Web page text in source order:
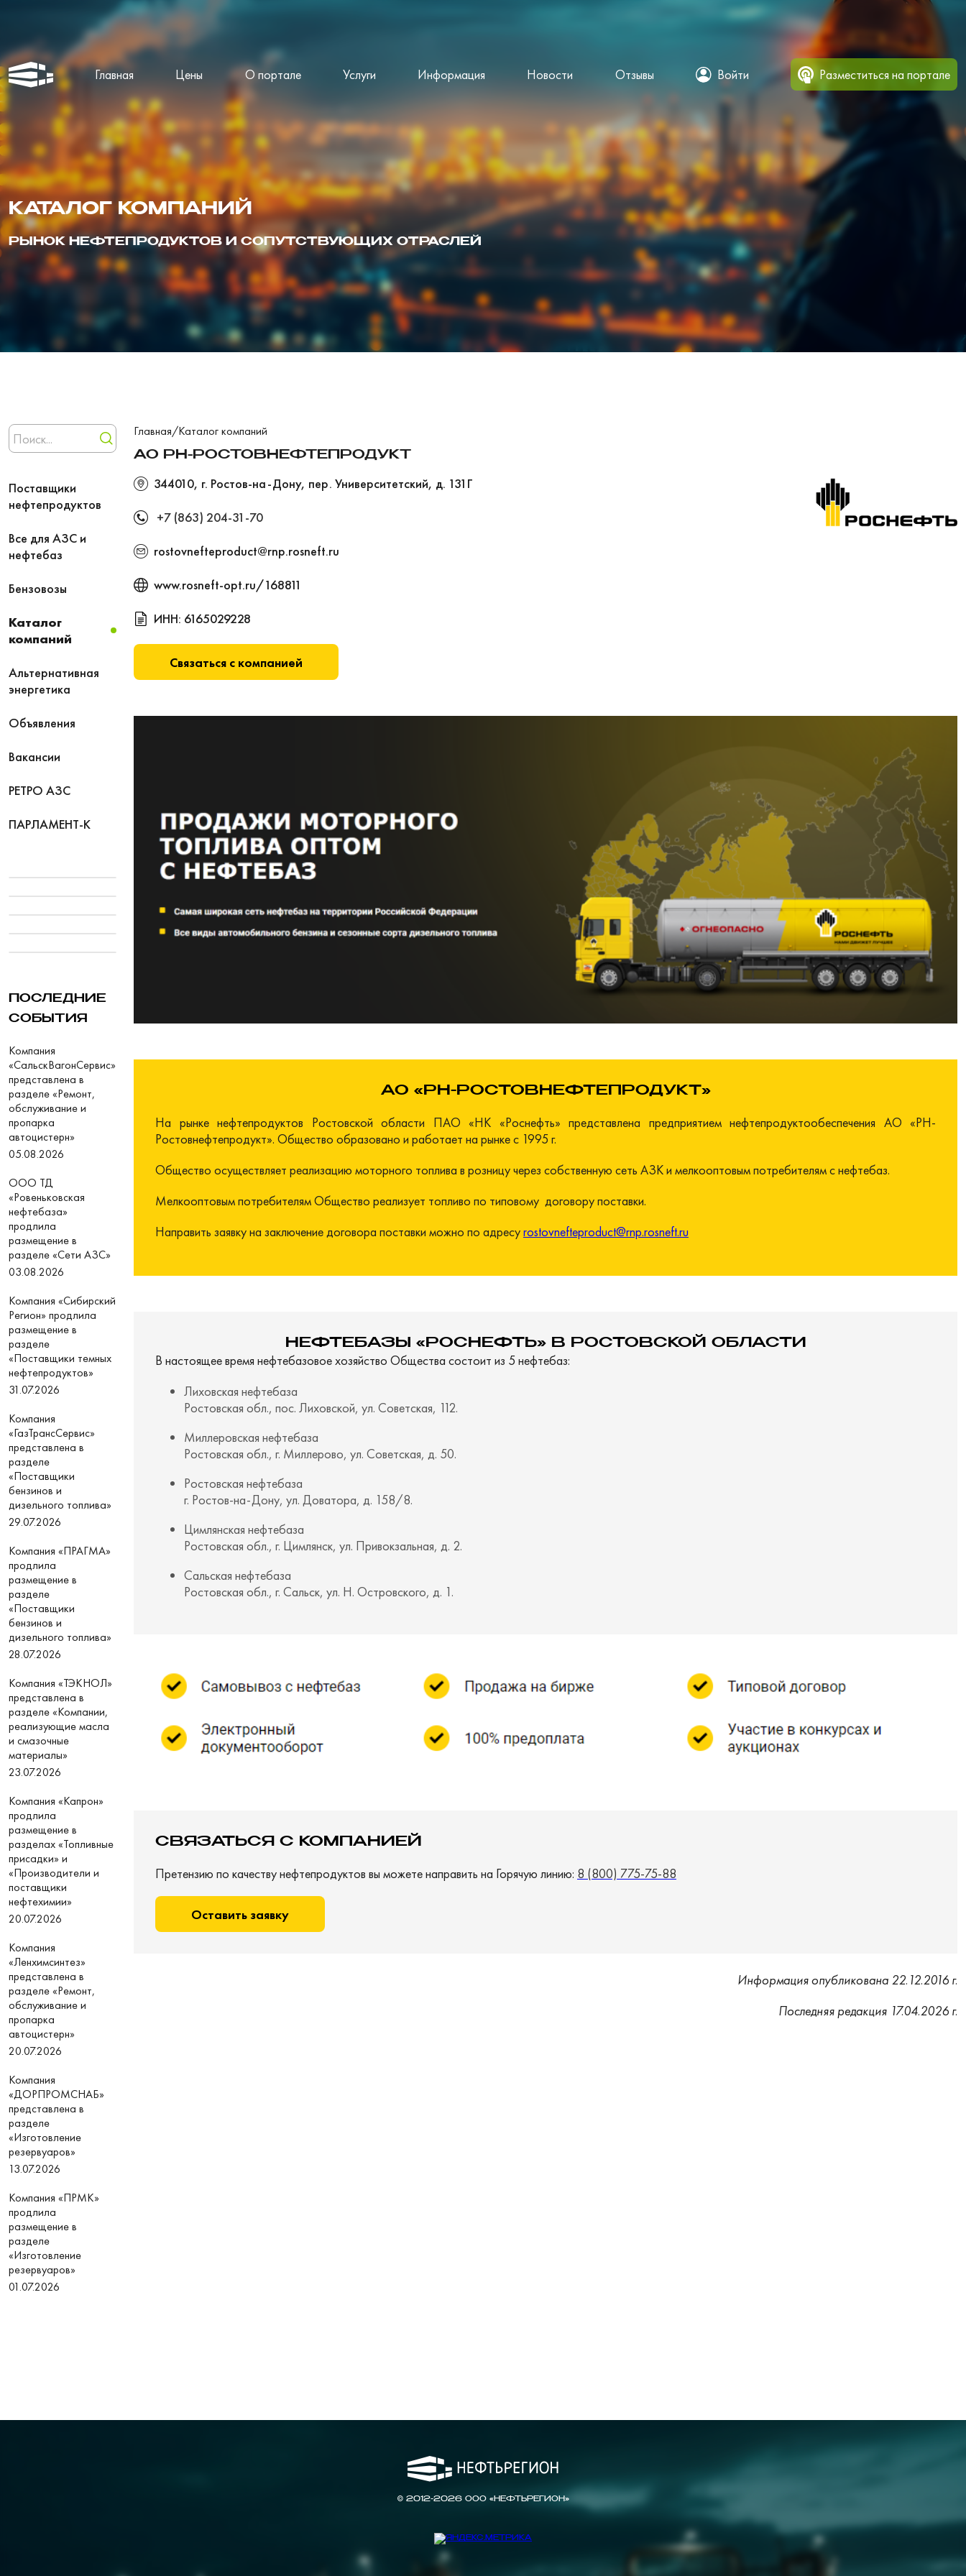
Главная Цены О портале Услуги Информация Новости Отзывы Войти Разместиться на портале
КАТАЛОГ КОМПАНИЙ
РЫНОК НЕФТЕПРОДУКТОВ И СОПУТСТВУЮЩИХ ОТРАСЛЕЙ
Поставщики
нефтепродуктов
Все для АЗС и
нефтебаз
Бензовозы
Каталог
компаний
Альтернативная
энергетика
Объявления
Вакансии
РЕТРО АЗС
ПАРЛАМЕНТ-К
ПОСЛЕДНИЕ
СОБЫТИЯ
Компания
«СальскВагонСервис»
представлена в
разделе «Ремонт,
обслуживание и
пропарка
автоцистерн»
05.08.2026
ООО ТД
«Ровеньковская
нефтебаза»
продлила
размещение в
разделе «Сети АЗС»
03.08.2026
Компания «Сибирский
Регион» продлила
размещение в
разделе
«Поставщики темных
нефтепродуктов»
31.07.2026
Компания
«ГазТрансСервис»
представлена в
разделе
«Поставщики
бензинов и
дизельного топлива»
29.07.2026
Компания «ПРАГМА»
продлила
размещение в
разделе
«Поставщики
бензинов и
дизельного топлива»
28.07.2026
Компания «ТЭКНОЛ»
представлена в
разделе «Компании,
реализующие масла
и смазочные
материалы»
23.07.2026
Компания «Капрон»
продлила
размещение в
разделах «Топливные
присадки» и
«Производители и
поставщики
нефтехимии»
20.07.2026
Компания
«Ленхимсинтез»
представлена в
разделе «Ремонт,
обслуживание и
пропарка
автоцистерн»
20.07.2026
Компания
«ДОРПРОМСНАБ»
представлена в
разделе
«Изготовление
резервуаров»
13.07.2026
Компания «ПРМК»
продлила
размещение в
разделе
«Изготовление
резервуаров»
01.07.2026
Главная/Каталог компаний
АО РН-РОСТОВНЕФТЕПРОДУКТ
344010, г. Ростов-на-Дону, пер. Университетский, д. 131Г
+7 (863) 204-31-70
rostovnefteproduct@rnp.rosneft.ru
www.rosneft-opt.ru/168811
ИНН: 6165029228
Связаться с компанией
АО «РН-РОСТОВНЕФТЕПРОДУКТ»
На рынке нефтепродуктов Ростовской области ПАО «НК «Роснефть» представлена предприятием нефтепродуктообеспечения АО «РН-
Ростовнефтепродукт». Общество образовано и работает на рынке с 1995 г.
Общество осуществляет реализацию моторного топлива в розницу через собственную сеть АЗК и мелкооптовым потребителям с нефтебаз.
Мелкооптовым потребителям Общество реализует топливо по типовому договору поставки.
Направить заявку на заключение договора поставки можно по адресуrostovnefteproduct@rnp.rosneft.ru
НЕФТЕБАЗЫ «РОСНЕФТЬ» В РОСТОВСКОЙ ОБЛАСТИ
В настоящее время нефтебазовое хозяйство Общества состоит из 5 нефтебаз:
Лиховская нефтебаза
Ростовская обл., пос. Лиховской, ул. Советская, 112.
Миллеровская нефтебаза
Ростовская обл., г. Миллерово, ул. Советская, д. 50.
Ростовская нефтебаза
г. Ростов-на-Дону, ул. Доватора, д. 158/8.
Цимлянская нефтебаза
Ростовская обл., г. Цимлянск, ул. Привокзальная, д. 2.
Сальская нефтебаза
Ростовская обл., г. Сальск, ул. Н. Островского, д. 1.
СВЯЗАТЬСЯ С КОМПАНИЕЙ
Претензию по качеству нефтепродуктов вы можете направить на Горячую линию: 8 (800) 775-75-88
Оставить заявку
Информация опубликована 22.12.2016 г.
Последняя редакция 17.04.2026 г.
© 2012-2026 ООО «НЕФТЬРЕГИОН»